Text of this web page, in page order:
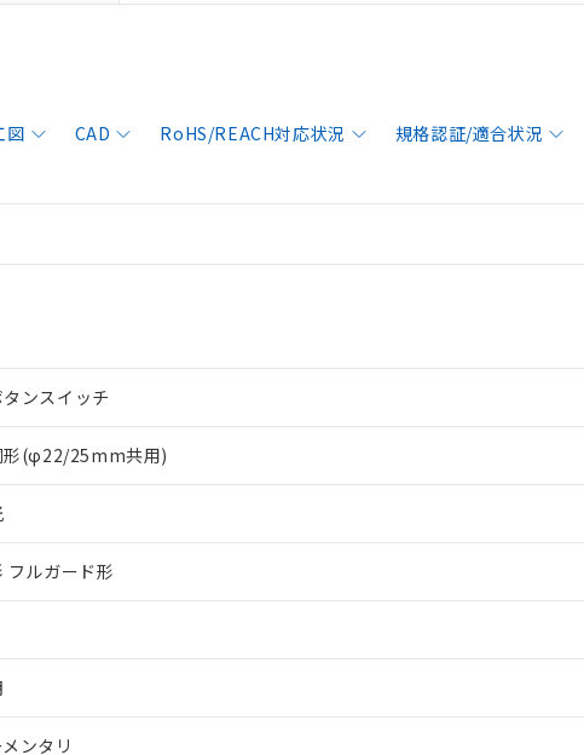
図 CAD RoHS/REACH対応状況 規格認証/適合状況
ンスイッチ
形(φ22/25mm共用)
フルガード形
ンタリ